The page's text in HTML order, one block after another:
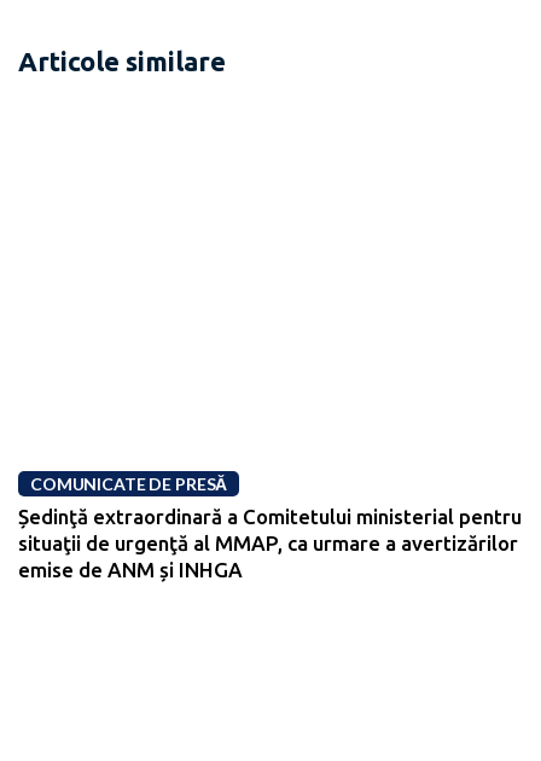
Articole similare
COMUNICATE DE PRESĂ
Ședinţă extraordinară a Comitetului ministerial pentru
situaţii de urgenţă al MMAP, ca urmare a avertizărilor
emise de ANM și INHGA